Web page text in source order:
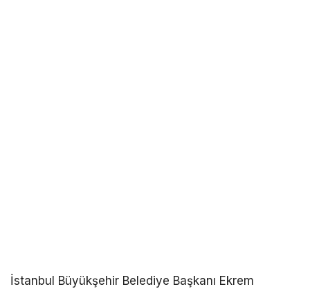
İstanbul Büyükşehir Belediye Başkanı Ekrem